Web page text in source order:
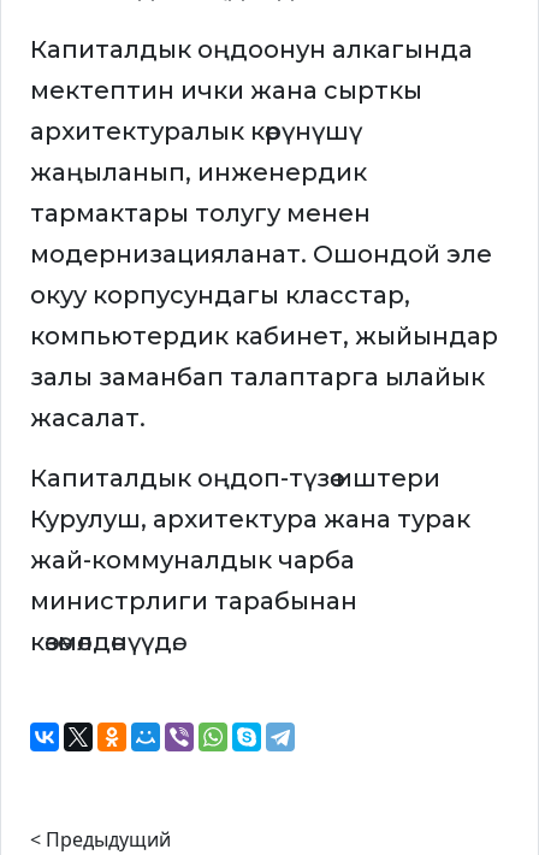
Капиталдык оңдоонун алкагында
мектептин ички жана сырткы
архитектуралык көрүнүшү
жаңыланып, инженердик
тармактары толугу менен
модернизацияланат. Ошондой эле
окуу корпусундагы класстар,
компьютердик кабинет, жыйындар
залы заманбап талаптарга ылайык
жасалат.
Капиталдык оңдоп-түзөө иштери
Курулуш, архитектура жана турак
жай-коммуналдык чарба
министрлиги тарабынан
көзөмөлдөнүүдө.
< Предыдущий